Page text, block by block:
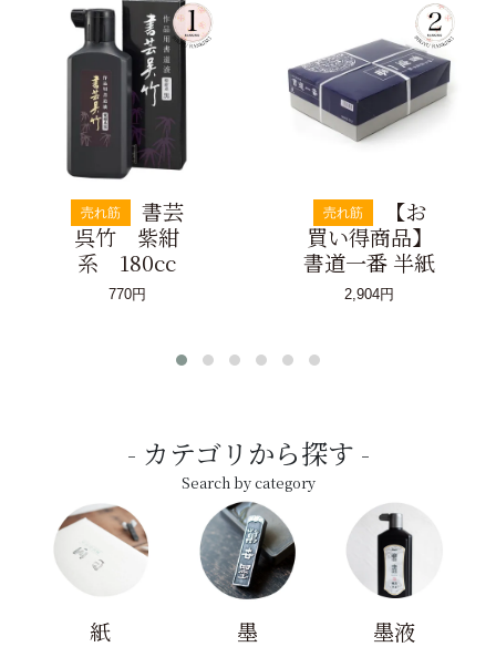
売れ筋
書芸
呉竹 紫紺
系 180cc
770円
売れ筋
【お
買い得商品】
書道一番 半紙
2,904円
カテゴリから探す
Search by category
紙 墨 墨液